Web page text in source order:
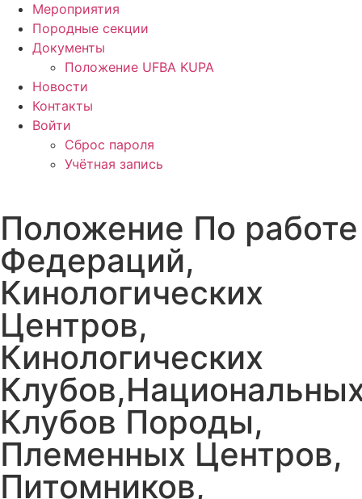
Мероприятия
Породные секции
Документы
Положение UFBA KUPA
Новости
Контакты
Войти
Сброс пароля
Учётная запись
Положение По работе
Федераций,
Кинологических
Центров,
Кинологических
Клубов Породы,
Племенных Центров,
Питомников,